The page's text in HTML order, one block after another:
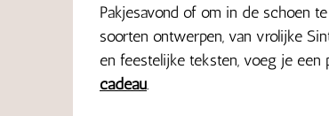
Pakjesavond of om in de schoen
soorten ontwerpen, van vrolijke
en feestelijke teksten, voeg je een
cadeau.